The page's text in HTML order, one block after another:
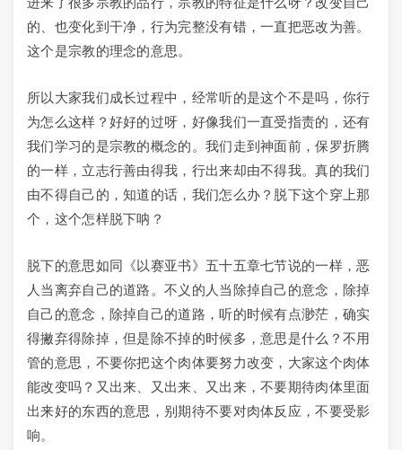
的、也变化到干净，行为完整没有错，一直把恶改为善。
这个是宗教的理念的意思。
所以大家我们成长过程中，经常听的是这个不是吗，你行
为怎么这样？好好的过呀，好像我们一直受指责的，还有
我们学习的是宗教的概念的。我们走到神面前，保罗折腾
的一样，立志行善由得我，行出来却由不得我。真的我们
由不得自己的，知道的话，我们怎么办？脱下这个穿上那
个，这个怎样脱下呐？
脱下的意思如同《以赛亚书》五十五章七节说的一样，恶
人当离弃自己的道路。不义的人当除掉自己的意念，除掉
自己的意念，除掉自己的道路，听的时候有点渺茫，确实
得撇弃得除掉，但是除不掉的时候多，意思是什么？不用
管的意思，不要你把这个肉体要努力改变，大家这个肉体
能改变吗？又出来、又出来、又出来，不要期待肉体里面
出来好的东西的意思，别期待不要对肉体反应，不要受影
响。